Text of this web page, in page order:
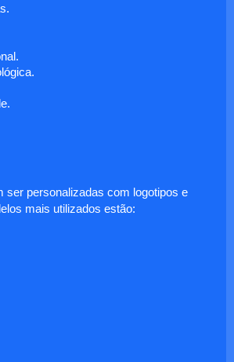
ser personalizadas com logotipos e
mais utilizados estão: